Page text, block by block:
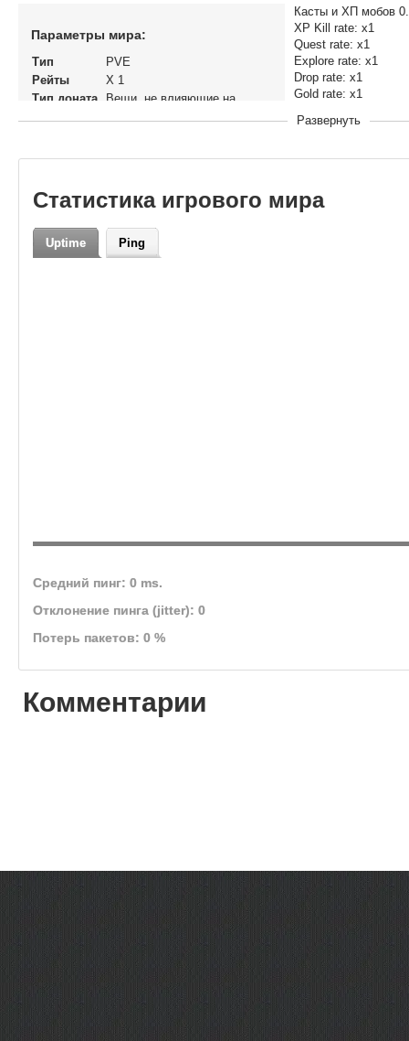
Параметры мира:
Тип
PVE
Рейты
X 1
Тип доната
Вещи, не влияющие на
с
кланов
Касты и ХП мобов
XP Kill rate: x1
Quest rate: x1
Explore rate: x1
Drop rate: x1
Gold rate: x1
Reputation: x1
Развернуть
Статистика игрового мира
Uptime Ping
Средний пинг: 0 ms.
Отклонение пинга (jitter): 0
Потерь пакетов: 0 %
Комментарии